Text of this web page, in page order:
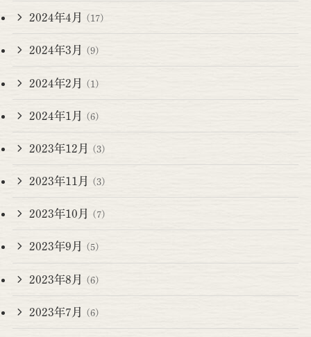
2024年4月 (17)
2024年3月 (9)
2024年2月 (1)
2024年1月 (6)
2023年12月 (3)
2023年11月 (3)
2023年10月 (7)
2023年9月 (5)
2023年8月 (6)
2023年7月 (6)